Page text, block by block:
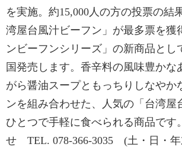
を実施。約15,000人の方の投票の結
湾屋台風汁ビーフン」が最多票を獲
ンビーフンシリーズ」の新商品とし
国発売します。香辛料の風味豊かな
がら醤油スープともっちりしなやか
ンを組み合わせた、人気の「台湾屋
ひとつで手軽に食べられる商品です
せ TEL. 078-366-3035 (土・日・年